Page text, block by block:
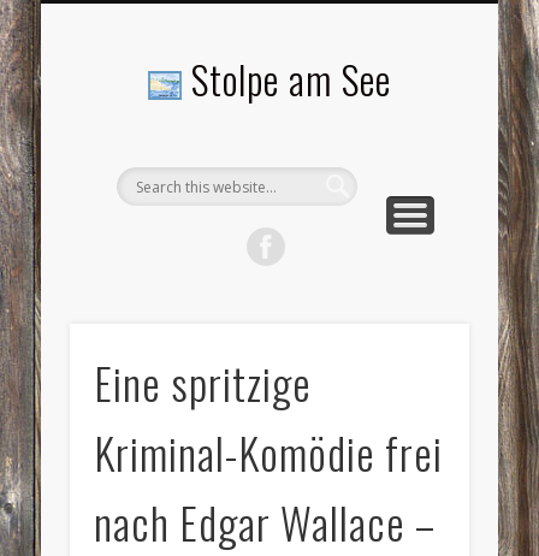
Stolpe am See
Eine spritzige
Kriminal-Komödie frei
nach Edgar Wallace –